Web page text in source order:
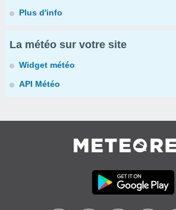
Plus d'info
La météo sur votre site
Widget météo
API Météo